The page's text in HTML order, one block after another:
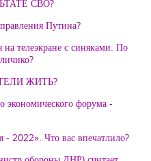
СВО?
Путина?
телеэкране с синяками. По
ЖИТЬ?
форума -
- 2022». Что вас впечатлило?